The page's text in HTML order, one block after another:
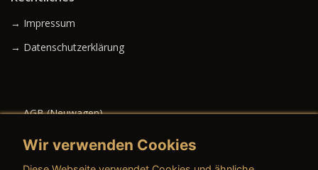
→ Impressum
→ Datenschutzerklärung
→ AGB (Neuwagen)
→ AGB (Gebrauchtwagen)
Wir verwenden Cookies